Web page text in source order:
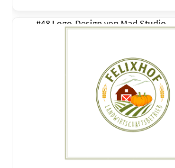
#48 Logo-Design von Mad Studio